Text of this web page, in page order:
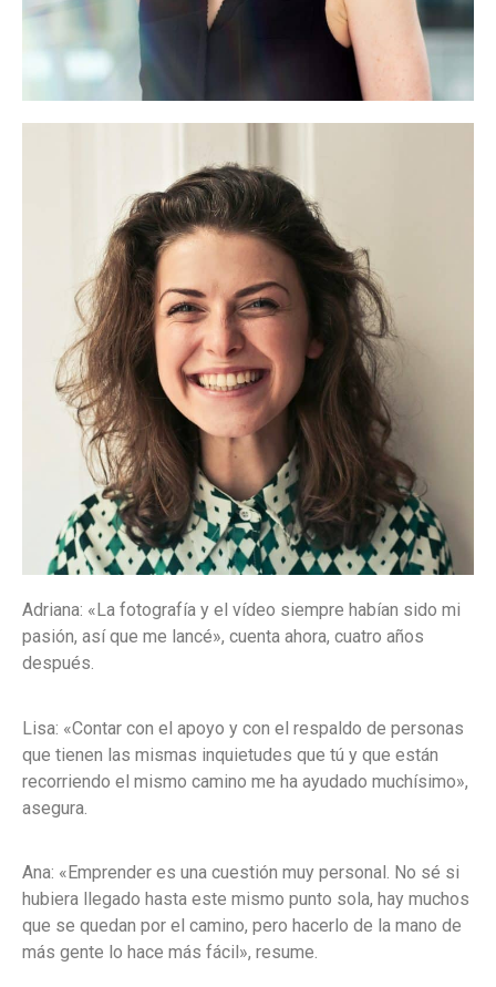
Adriana: «La fotografía y el vídeo siempre habían sido mi
pasión, así que me lancé», cuenta ahora, cuatro años
después.
Lisa: «Contar con el apoyo y con el respaldo de personas
que tienen las mismas inquietudes que tú y que están
recorriendo el mismo camino me ha ayudado muchísimo»,
asegura.
Ana: «Emprender es una cuestión muy personal. No sé si
hubiera llegado hasta este mismo punto sola, hay muchos
que se quedan por el camino, pero hacerlo de la mano de
más gente lo hace más fácil», resume.